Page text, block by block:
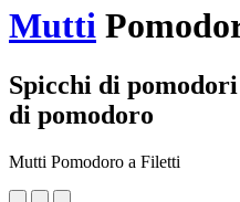
Mutti
Spicchi di
di pomodoro
Mutti Pomodoro a Filetti